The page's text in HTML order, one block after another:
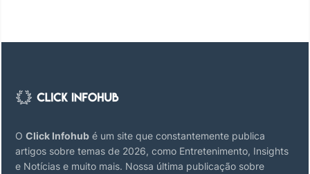
O Click Infohub é um site que constantemente publica
artigos sobre temas de 2026, como Entretenimento, Insights
e Notícias e muito mais. Nossa última publicação sobre